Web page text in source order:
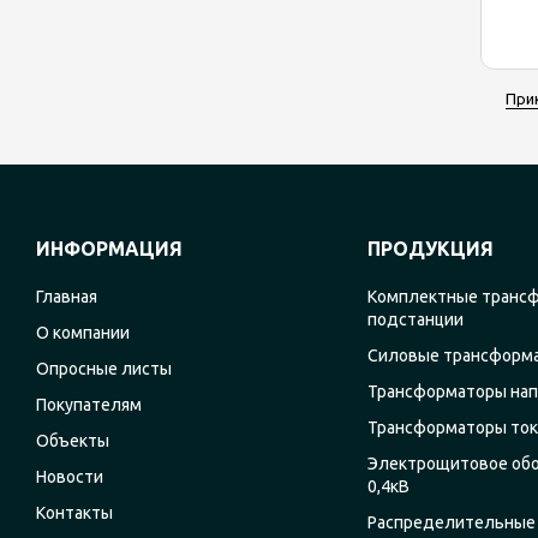
ИНФОРМАЦИЯ
Главная
О компании
Опросные листы
Покупателям
Объекты
Новости
Контакты
ПРОДУКЦИЯ
Комплектные
подстанции
Силовые
Трансформаторы
Трансформаторы
Электрощитовое
0,4кВ
Распределительные